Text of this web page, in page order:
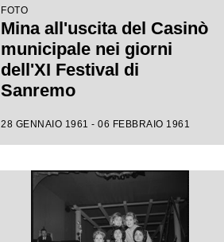
FOTO
Mina all'uscita del Casinò
municipale nei giorni
dell'XI Festival di
Sanremo
28 GENNAIO 1961 - 06 FEBBRAIO 1961